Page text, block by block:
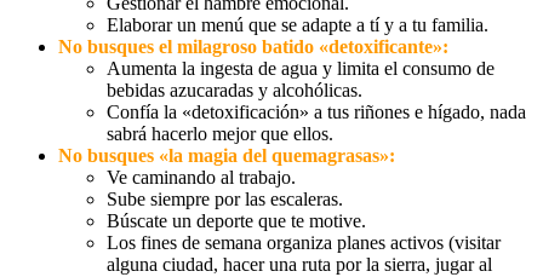
Elaborar un menú que se adapte a tí y a tu familia.
No busques el milagroso batido «detoxificante»:
Aumenta la ingesta de agua y limita el consumo de
bebidas azucaradas y alcohólicas.
Confía la «detoxificación» a tus riñones e hígado, nada
sabrá hacerlo mejor que ellos.
No busques «la magia del quemagrasas»:
Ve caminando al trabajo.
Sube siempre por las escaleras.
Búscate un deporte que te motive.
Los fines de semana organiza planes activos (visitar
alguna ciudad, hacer una ruta por la sierra, jugar al